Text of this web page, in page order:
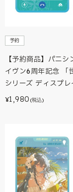
予約
【予約商品】パニ
イヴン6周年記念 「
シリーズ ディスプレ
¥1,980 (税込)